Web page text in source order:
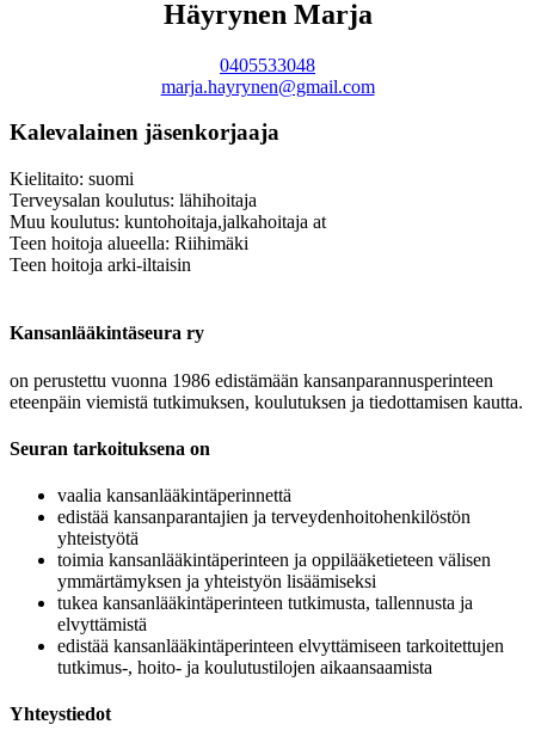
Häyrynen Marja
0405533048
marja.hayrynen@gmail.com
Kalevalainen jäsenkorjaaja
Kielitaito: suomi
Terveysalan koulutus: lähihoitaja
Muu koulutus: kuntohoitaja,jalkahoitaja at
Teen hoitoja alueella: Riihimäki
Teen hoitoja arki-iltaisin
Kansanlääkintäseura ry
on perustettu vuonna 1986 edistämään kansanparannusperinteen
eteenpäin viemistä tutkimuksen, koulutuksen ja tiedottamisen kautta.
Seuran tarkoituksena on
vaalia kansanlääkintäperinnettä
edistää kansanparantajien ja terveydenhoitohenkilöstön
yhteistyötä
toimia kansanlääkintäperinteen ja oppilääketieteen välisen
ymmärtämyksen ja yhteistyön lisäämiseksi
tukea kansanlääkintäperinteen tutkimusta, tallennusta ja
elvyttämistä
edistää kansanlääkintäperinteen elvyttämiseen tarkoitettujen
tutkimus-, hoito- ja koulutustilojen aikaansaamista
Yhteystiedot